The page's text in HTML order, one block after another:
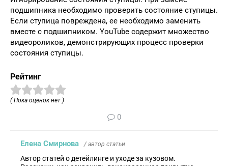
подшипника необходимо проверить состояние ступицы.
Если ступица повреждена, ее необходимо заменить
вместе с подшипником. YouTube содержит множество
видеороликов, демонстрирующих процесс проверки
состояния ступицы.
Рейтинг
( Пока оценок нет )
0
Елена Смирнова / автор статьи
Автор статей о детейлинге и уходе за кузовом.